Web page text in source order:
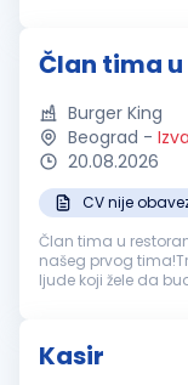
Član tima
Burger King
Beograd -
20.08.2026
CV nije
Član tima u
našeg prvog
ljude koji žele da
Kasir